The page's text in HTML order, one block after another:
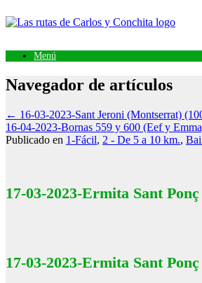
al
Menú
Navegador de artículos
← 16-03-2023-Sant Jeroni (Montserrat)
16-04-2023-Bornas 559 y 600 (Eef y
Publicado en 1-Fácil, 2 - De 5 a 10 km.,
17-03-2023-Ermita Sant
17-03-2023-Ermita Sant